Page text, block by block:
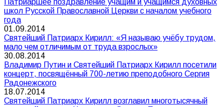
школ Русской Православной Церкви с началом учебного
года
01.09.2014
Святейший Патриарх Кирилл: «Я называю учёбу трудом,
мало чем отличимым от труда взрослых»
30.08.2014
Владимир Путин и Святейший Патриарх Кирилл посетили
концерт, посвящённый 700-летию преподобного Сергия
Радонежского
18.07.2014
Святейший Патриарх Кирилл возглавил многотысячный